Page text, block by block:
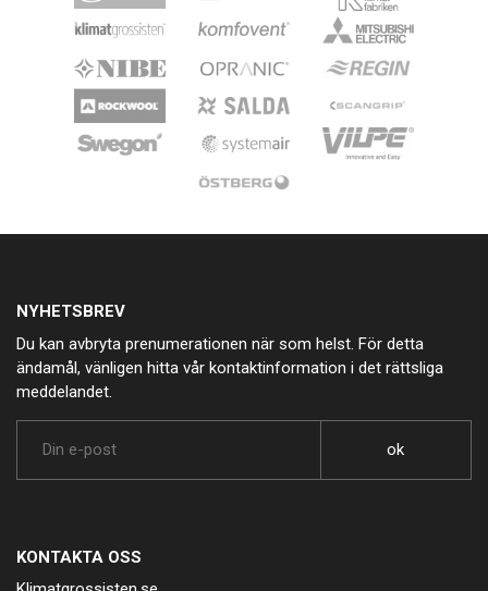
NYHETSBREV
Du kan avbryta prenumerationen när som helst. För detta
ändamål, vänligen hitta vår kontaktinformation i det rättsliga
meddelandet.
KONTAKTA OSS